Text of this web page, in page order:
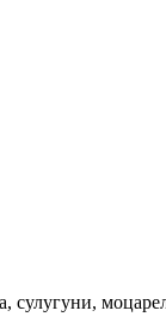
сулугуни,